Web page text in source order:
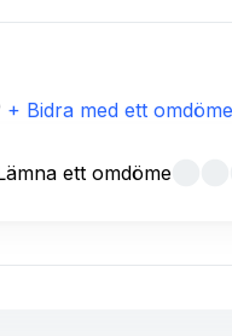
+ Bidra med ett omdöme
ett omdöme